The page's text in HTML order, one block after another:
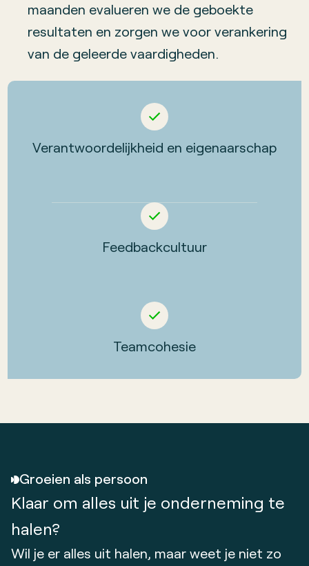
maanden evalueren we de geboekte
resultaten en zorgen we voor verankering
van de geleerde vaardigheden.
Verantwoordelijkheid en eigenaarschap
Feedbackcultuur
Teamcohesie
Groeien als persoon
Klaar om alles uit je onderneming te
halen?
Wil je er alles uit halen, maar weet je niet zo